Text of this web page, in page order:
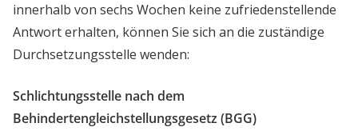
innerhalb von sechs Wochen keine zufriedenstellende
Antwort erhalten, können Sie sich an die zuständige
Durchsetzungsstelle wenden:
Schlichtungsstelle nach dem
Behindertengleichstellungsgesetz (BGG)